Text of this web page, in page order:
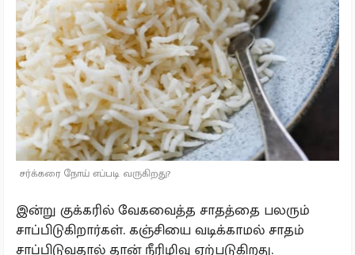
சர்க்கரை நோய் எப்படி வருகிறது?
இன்று குக்கரில் வேகவைத்த சாதத்தை பலரும்
சாப்பிடுகிறார்கள். கஞ்சியை வடிக்காமல் சாதம்
சாப்பிடுவதால் தான் நீரிழிவு ஏற்படுகிறது.